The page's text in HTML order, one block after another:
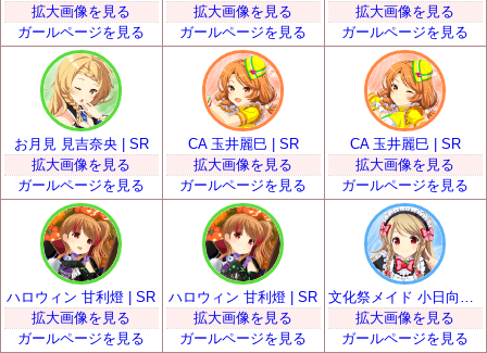
拡大画像を見る
ガールページを見る
拡大画像を見る
ガールページを見る
拡大画像を見る
ガールページを見る
お月見 見吉奈央 | SR
拡大画像を見る
ガールページを見る
CA 玉井麗巳 | SR
拡大画像を見る
ガールページを見る
CA 玉井麗巳 | SR
拡大画像を見る
ガールページを見る
ハロウィン 甘利燈 | SR
拡大画像を見る
ガールページを見る
ハロウィン 甘利燈 | SR
拡大画像を見る
ガールページを見る
拡大画像を見る
ガールページを見る